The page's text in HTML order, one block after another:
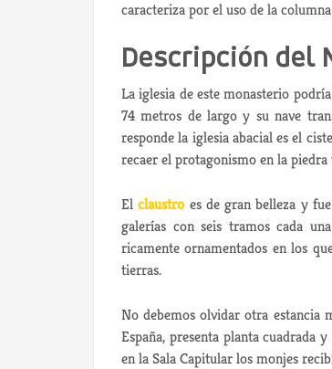
caracteriza por el uso de la
Descripción del
La iglesia de este monasterio
74 metros de largo y su nave
responde la iglesia abacial es el
recaer el protagonismo en la piedra
Elclaustro es de gran belleza y
galerías con seis tramos cada
ricamente ornamentados en los
tierras.
No debemos olvidar otra estancia
España, presenta planta cuadrada
en la Sala Capitular los monjes